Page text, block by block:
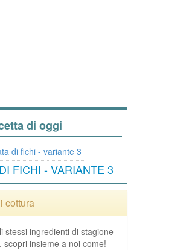
di oggi
FICHI - VARIANTE 3
cottura
stessi ingredienti di stagione
scopri insieme a noi come!